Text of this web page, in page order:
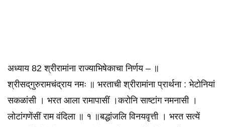
अध्याय 82 श्रीरामांना राज्याभिषेकाचा निर्णय – ॥
श्रीसद्‌गुरुरामचंद्राय नमः ॥ भरताची श्रीरामांना प्रार्थना : भेटोनियां
सकळांसी । भरत आला रामापासीं ।करोनि साष्टांग नमनासी ।
लोटांगणेंसीं राम वंदिला ॥ १ ॥बद्धांजलि विनयवृत्ती । भरत सत्यें